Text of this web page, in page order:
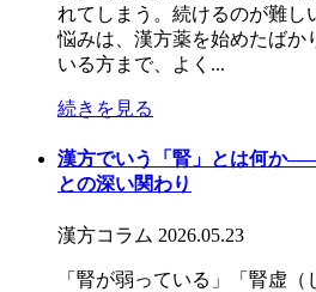
れてしまう。続けるのが難
悩みは、漢方薬を始めたばか
いる方まで、よく...
続きを見る
漢方でいう「腎」とは何か
との深い関わり
漢方コラム 2026.05.23
「腎が弱っている」「腎虚